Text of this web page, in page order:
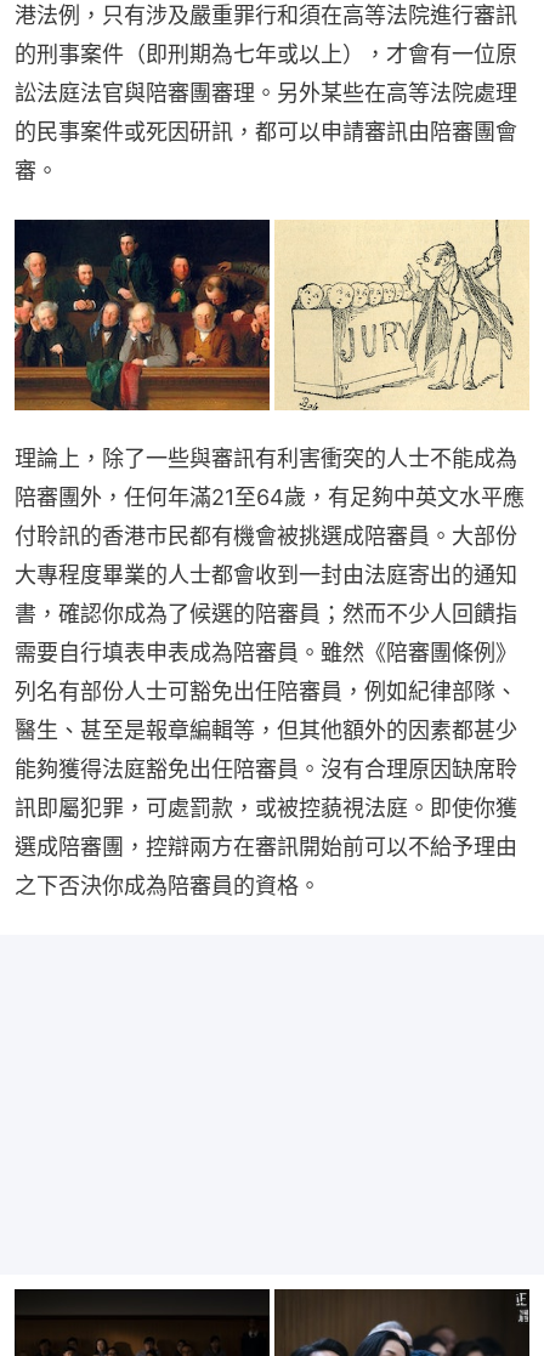
港法例，只有涉及嚴重罪行和須在高等法院進行審訊
的刑事案件（即刑期為七年或以上），才會有一位原
訟法庭法官與陪審團審理。另外某些在高等法院處理
的民事案件或死因研訊，都可以申請審訊由陪審團會
審。
理論上，除了一些與審訊有利害衝突的人士不能成為
陪審團外，任何年滿21至64歲，有足夠中英文水平應
付聆訊的香港市民都有機會被挑選成陪審員。大部份
大專程度畢業的人士都會收到一封由法庭寄出的通知
書，確認你成為了候選的陪審員；然而不少人回饋指
需要自行填表申表成為陪審員。雖然《陪審團條例》
列名有部份人士可豁免出任陪審員，例如紀律部隊、
醫生、甚至是報章編輯等，但其他額外的因素都甚少
能夠獲得法庭豁免出任陪審員。沒有合理原因缺席聆
訊即屬犯罪，可處罰款，或被控藐視法庭。即使你獲
選成陪審團，控辯兩方在審訊開始前可以不給予理由
之下否決你成為陪審員的資格。